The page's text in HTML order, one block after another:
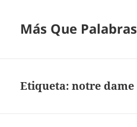
Más Que Palabras
Etiqueta:notre dame